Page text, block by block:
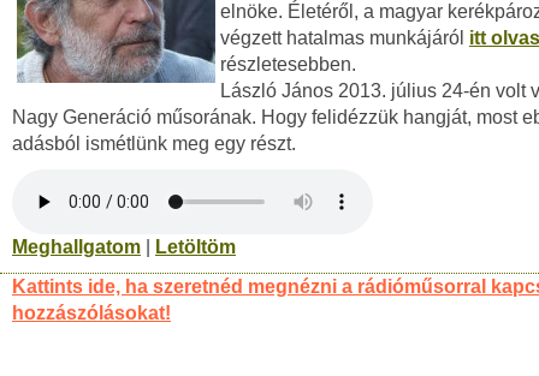
elnöke. Életéről, a magyar
végzett hatalmas munkájáról itt
részletesebben.
László János 2013. július 24-én volt
Nagy Generáció műsorának. Hogy felidézzük hangját, most
adásból ismétlünk meg egy részt.
Meghallgatom
Letöltöm
Kattints ide, ha szeretnéd megnézni a rádióműsorral
hozzászólásokat!